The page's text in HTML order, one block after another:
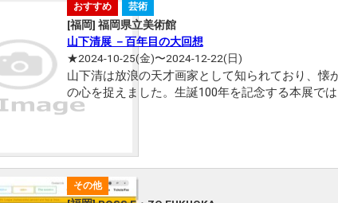
おすすめ 芸術
[福岡] 福岡県立美術館
山下清展 －百年目の大回想
★2024-10-25(金)〜2024-12-22(日)
山下清は放浪の天才画家として知られており、懐
の心を捉えました。生誕100年を記念する本展で
や後年の油彩、陶磁器、ペン画などを展示し、山
その他